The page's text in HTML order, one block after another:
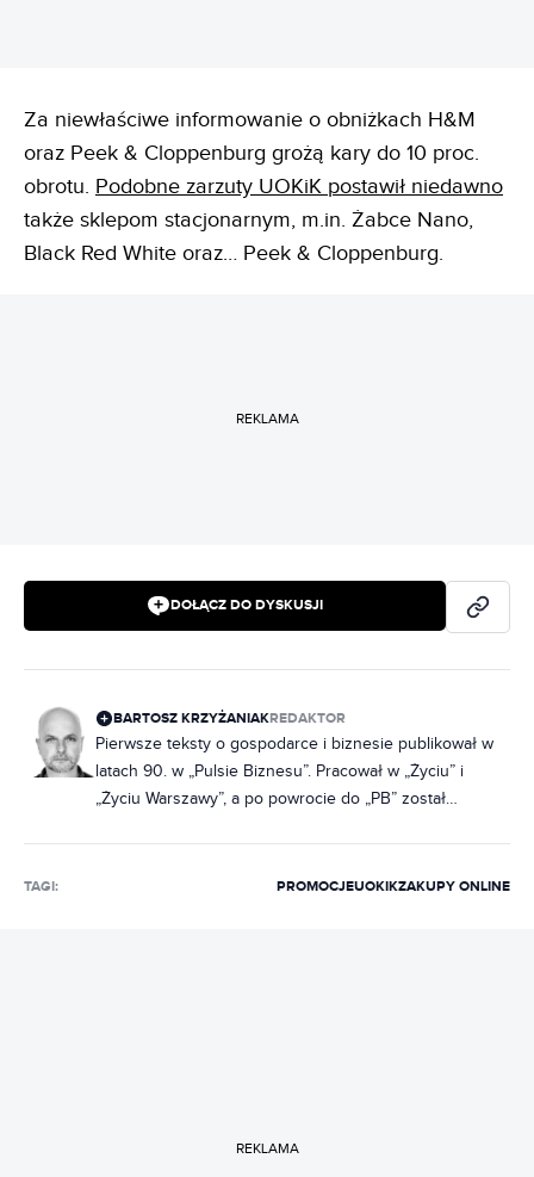
Za niewłaściwe informowanie o obniżkach H&M
oraz Peek & Cloppenburg grożą kary do 10 proc.
obrotu. Podobne zarzuty UOKiK postawił niedawno
także sklepom stacjonarnym, m.in. Żabce Nano,
Black Red White oraz… Peek & Cloppenburg.
REKLAMA
DOŁĄCZ DO DYSKUSJI
BARTOSZ KRZYŻANIAKREDAKTOR
Pierwsze teksty o gospodarce i biznesie publikował w
latach 90. w „Pulsie Biznesu”. Pracował w „Życiu” i
„Życiu Warszawy”, a po powrocie do „PB” został
„Uczę Nowocześnie”, organizował konferencje i
TAGI: PROMOCJEUOKIKZAKUPY ONLINE
REKLAMA